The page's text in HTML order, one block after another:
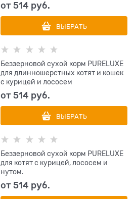
от514 руб.
ВЫБРАТЬ
Беззерновой сухой корм PURELUXE
для длинношерстных котят и кошек
с курицей и лососем
от514 руб.
ВЫБРАТЬ
Беззерновой сухой корм PURELUXE
для котят с курицей, лососем и
нутом.
от514 руб.